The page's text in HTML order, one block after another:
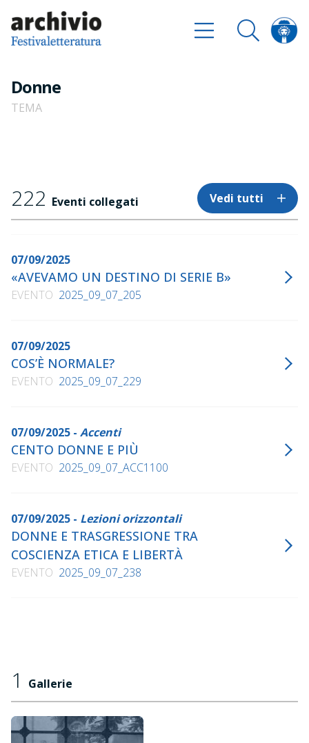
Donne
TEMA
222 Eventi collegati Vedi tutti
07/09/2025
«AVEVAMO UN DESTINO DI SERIE B»
EVENTO 2025_09_07_205
07/09/2025
COS’È NORMALE?
EVENTO 2025_09_07_229
07/09/2025 - Accenti
CENTO DONNE E PIÙ
EVENTO 2025_09_07_ACC1100
07/09/2025 - Lezioni orizzontali
DONNE E TRASGRESSIONE TRA
COSCIENZA ETICA E LIBERTÀ
EVENTO 2025_09_07_238
1 Gallerie